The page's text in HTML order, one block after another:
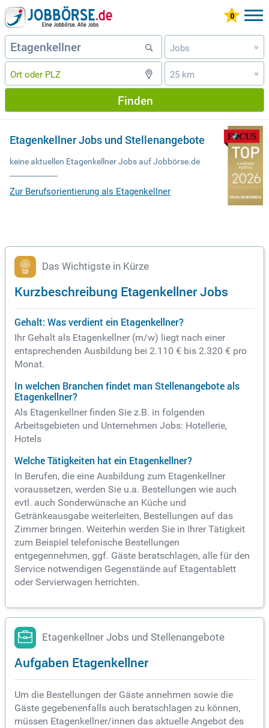
Jobs »
25 km »
Finden
Etagenkellner Jobs und Stellenangebote
keine aktuellen Etagenkellner Jobs auf Jobbörse.de
Zur Berufsorientierung als Etagenkellner
Das Wichtigste in Kürze
Kurzbeschreibung Etagenkellner Jobs
Gehalt: Was verdient ein Etagenkellner?
Ihr Gehalt als Etagenkellner (m/w) liegt nach einer
entsprechenden Ausbildung bei 2.110 € bis 2.320 € pro
Monat.
In welchen Branchen findet man Stellenangebote als
Etagenkellner?
Als Etagenkellner finden Sie z.B. in folgenden
Arbeitsgebieten und Unternehmen Jobs: Hotellerie,
Hotels
Welche Tätigkeiten hat ein Etagenkellner?
In Berufen, die eine Ausbildung zum Etagenkellner
voraussetzen, werden Sie u.a. Bestellungen wie auch
evtl. auch Sonderwünsche an Küche und
Getränkeausgabe weiterleiten, Bestellungen auf das
Zimmer bringen. Weiterhin werden Sie in Ihrer Tätigkeit
zum Beispiel telefonische Bestellungen
entgegennehmen, ggf. Gäste beratschlagen, alle für den
Service notwendigen Gegenstände auf Etagentablett
oder Servierwagen herrichten.
Etagenkellner Jobs und Stellenangebote
Aufgaben Etagenkellner
Um die Bestellungen der Gäste annehmen sowie die
Gäste gegebenenfalls auch beratschlagen zu können,
müssen Etagenkellner/innen das aktuelle Angebot des